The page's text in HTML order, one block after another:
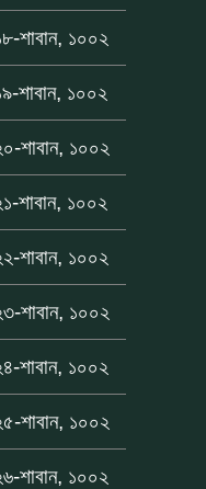
শাবান, ১০০২
শাবান, ১০০২
শাবান, ১০০২
শাবান, ১০০২
শাবান, ১০০২
শাবান, ১০০২
শাবান, ১০০২
শাবান, ১০০২
শাবান, ১০০২